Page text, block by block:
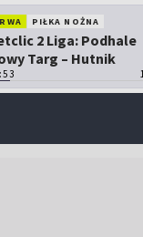
PIŁKA NOŻNA
2 Liga: Podhale
Targ – Hutnik